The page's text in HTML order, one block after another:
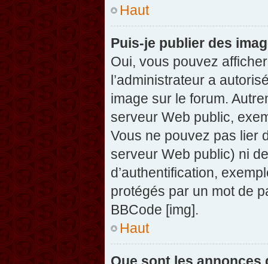
Haut
Puis-je publier des
Oui, vous pouvez
l’administrateur a
image sur le forum.
serveur Web public,
Vous ne pouvez pas lier
serveur Web public) ni
d’authentification,
protégés par un mot de
BBCode [img].
Haut
Que sont les annonces